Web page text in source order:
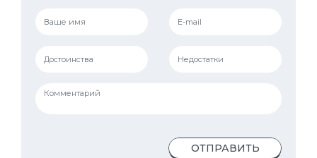
ОТПРАВИТЬ